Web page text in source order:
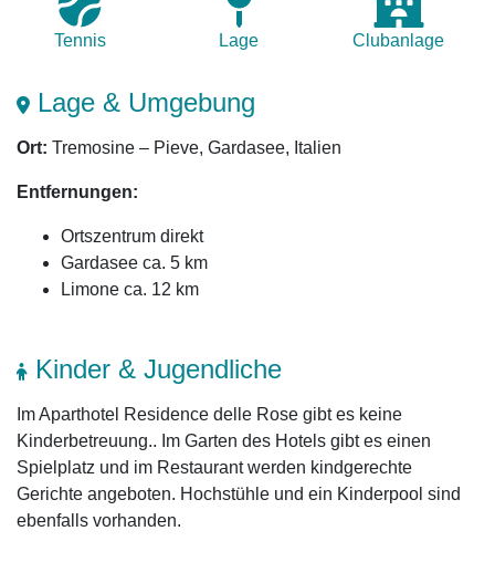
Tennis Lage Club­anlage
Lage & Umgebung
Ort: Tremosine – Pieve, Gardasee, Italien
Entfernungen:
Ortszentrum direkt
Gardasee ca. 5 km
Limone ca. 12 km
Kinder & Jugendliche
Im Aparthotel Residence delle Rose gibt es keine
Kinderbetreuung.. Im Garten des Hotels gibt es einen
Spielplatz und im Restaurant werden kindgerechte
Gerichte angeboten. Hochstühle und ein Kinderpool sind
ebenfalls vorhanden.